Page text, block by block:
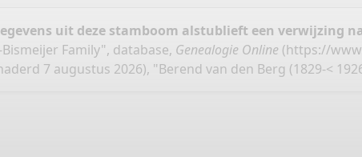
uit deze stamboom alstublieft een verwijzing
Family", database, Genealogie Online (https://
7 augustus 2026), "Berend van den Berg (1829-<